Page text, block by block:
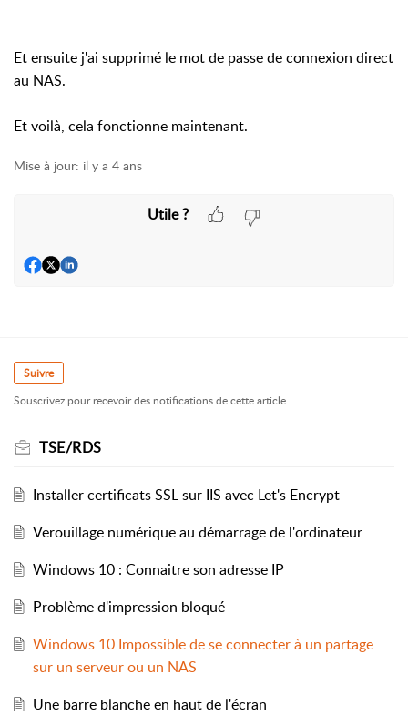
Et ensuite j'ai supprimé le mot de passe de connexion direct
au NAS.
Et voilà, cela fonctionne maintenant.
Mise à jour: il y a 4 ans
Utile ?
Suivre
Souscrivez pour recevoir des notifications de cette article.
TSE/RDS
Installer certificats SSL sur IIS avec Let's Encrypt
Verouillage numérique au démarrage de l'ordinateur
Windows 10 : Connaitre son adresse IP
Problème d'impression bloqué
Windows 10 Impossible de se connecter à un partage
sur un serveur ou un NAS
Une barre blanche en haut de l'écran